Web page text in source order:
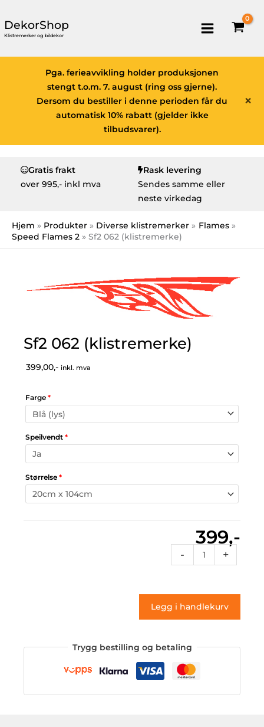
DekorShop
Klistremerker og bildekor
×
Pga. ferieavvikling holder produksjonen
stengt t.o.m. 7. august (ring oss gjerne).
Dersom du bestiller i denne perioden får du
automatisk 10% rabatt (gjelder ikke
tilbudsvarer).
Gratis frakt
over 995,- inkl mva
Rask levering
Sendes samme eller
neste virkedag
Hjem Produkter Diverse klistremerker
Flames
Speed Flames 2
Sf2 062 (klistremerke)
Sf2 062 (klistremerke)
399,00,- inkl. mva
Farge *
Speilvendt *
Størrelse *
399,-
-
062
antall
+
Legg i handlekurv
Trygg bestilling og betaling